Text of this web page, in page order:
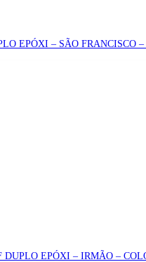
EPÓXI – SÃO FRANCISCO –
EPÓXI – IRMÃO –